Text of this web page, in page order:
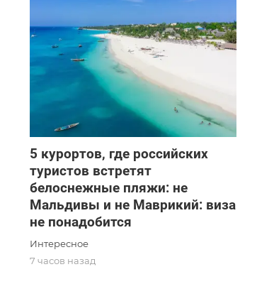
5 курортов, где российских
туристов встретят
белоснежные пляжи: не
Мальдивы и не Маврикий: виза
не понадобится
Интересное
7 часов назад